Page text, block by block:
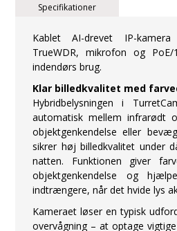
Specifikationer
Kablet AI-drevet IP-kamera
TrueWDR, mikrofon og
indendørs brug.
Klar billedkvalitet med
Hybridbelysningen i
automatisk mellem infrarødt
objektgenkendelse eller
sikrer høj billedkvalitet under
natten. Funktionen giver
objektgenkendelse og
indtrængere, når det hvide lys
Kameraet løser en typisk
overvågning – at optage